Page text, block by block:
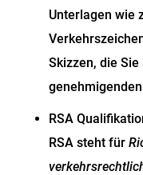
Unterlagen wie
Skizzen, die
RSA
RSA steht für